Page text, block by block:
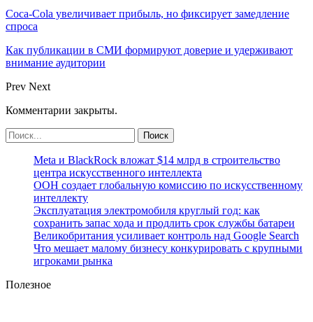
Coca-Cola увеличивает прибыль, но фиксирует замедление
спроса
Как публикации в СМИ формируют доверие и удерживают
внимание аудитории
Prev Next
Комментарии закрыты.
Meta и BlackRock вложат $14 млрд в строительство
центра искусственного интеллекта
ООН создает глобальную комиссию по искусственному
интеллекту
Эксплуатация электромобиля круглый год: как
сохранить запас хода и продлить срок службы батареи
Великобритания усиливает контроль над Google Search
Что мешает малому бизнесу конкурировать с крупными
игроками рынка
Полезное